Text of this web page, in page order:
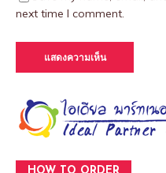
next time I comment.